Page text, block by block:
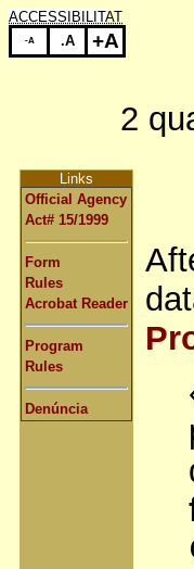
ACCESSIBILITAT
-A .A +A
2
Links
Official Agency
Act# 15/1999
Form
Rules
Acrobat Reader
Program
Rules
Denúncia